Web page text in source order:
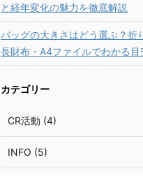
と経年変化の魅力を徹底解説
バッグの大きさはどう選ぶ？折
長財布・A4ファイルでわかる目
カテゴリー
CR活動 (4)
INFO (5)